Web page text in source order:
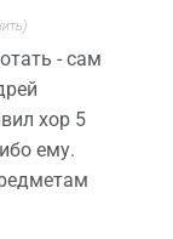
- сам
хор 5
ему.